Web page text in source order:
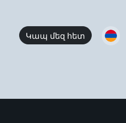
Կապ մեզ հետ